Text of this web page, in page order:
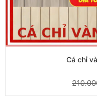
Cá chỉ